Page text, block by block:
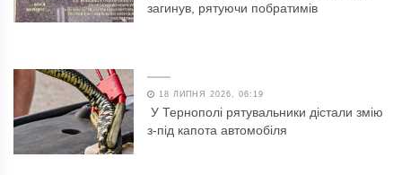
загинув, рятуючи побратимів
18 ЛИПНЯ 2026, 06:19
У Тернополі рятувальники дістали змію
з-під капота автомобіля